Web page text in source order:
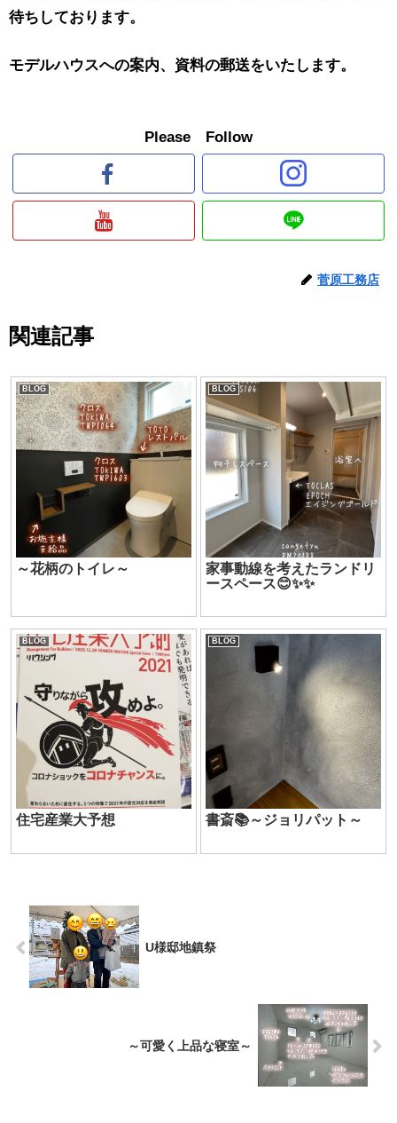
待ちしております。
モデルハウスへの案内、資料の郵送をいたします。
Please Follow
菅原工務店
関連記事
BLOG
～花柄のトイレ～
BLOG
家事動線を考えたランドリ
ースペース😊✨✨
BLOG
住宅産業大予想
BLOG
書斎📚～ジョリパット～
U様邸地鎮祭
～可愛く上品な寝室～